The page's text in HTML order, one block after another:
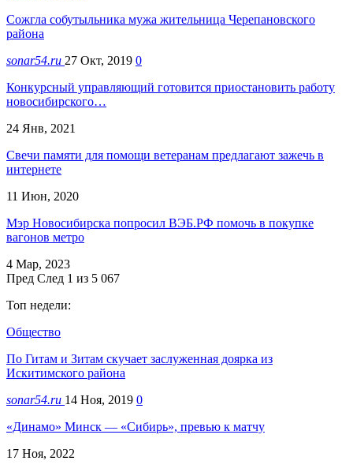
Сожгла собутыльника мужа жительница Черепановского
района
sonar54.ru 27 Окт, 2019 0
Конкурсный управляющий готовится приостановить работу
новосибирского…
24 Янв, 2021
Свечи памяти для помощи ветеранам предлагают зажечь в
интернете
11 Июн, 2020
Мэр Новосибирска попросил ВЭБ.РФ помочь в покупке
вагонов метро
4 Мар, 2023
Пред След 1 из 5 067
Топ недели:
Общество
По Гитам и Зитам скучает заслуженная доярка из
Искитимского района
sonar54.ru 14 Ноя, 2019 0
«Динамо» Минск — «Сибирь», превью к матчу
17 Ноя, 2022